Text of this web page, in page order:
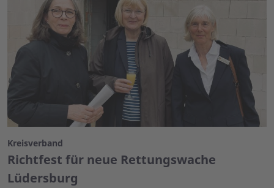
Kreisverband
Richtfest für neue Rettungswache
Lüdersburg